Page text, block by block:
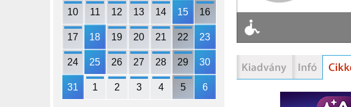
10 11 12 13 14 15 16
17 18 19 20 21 22 23
24 25 26 27 28 29 30
31 1 2 3 4 5 6